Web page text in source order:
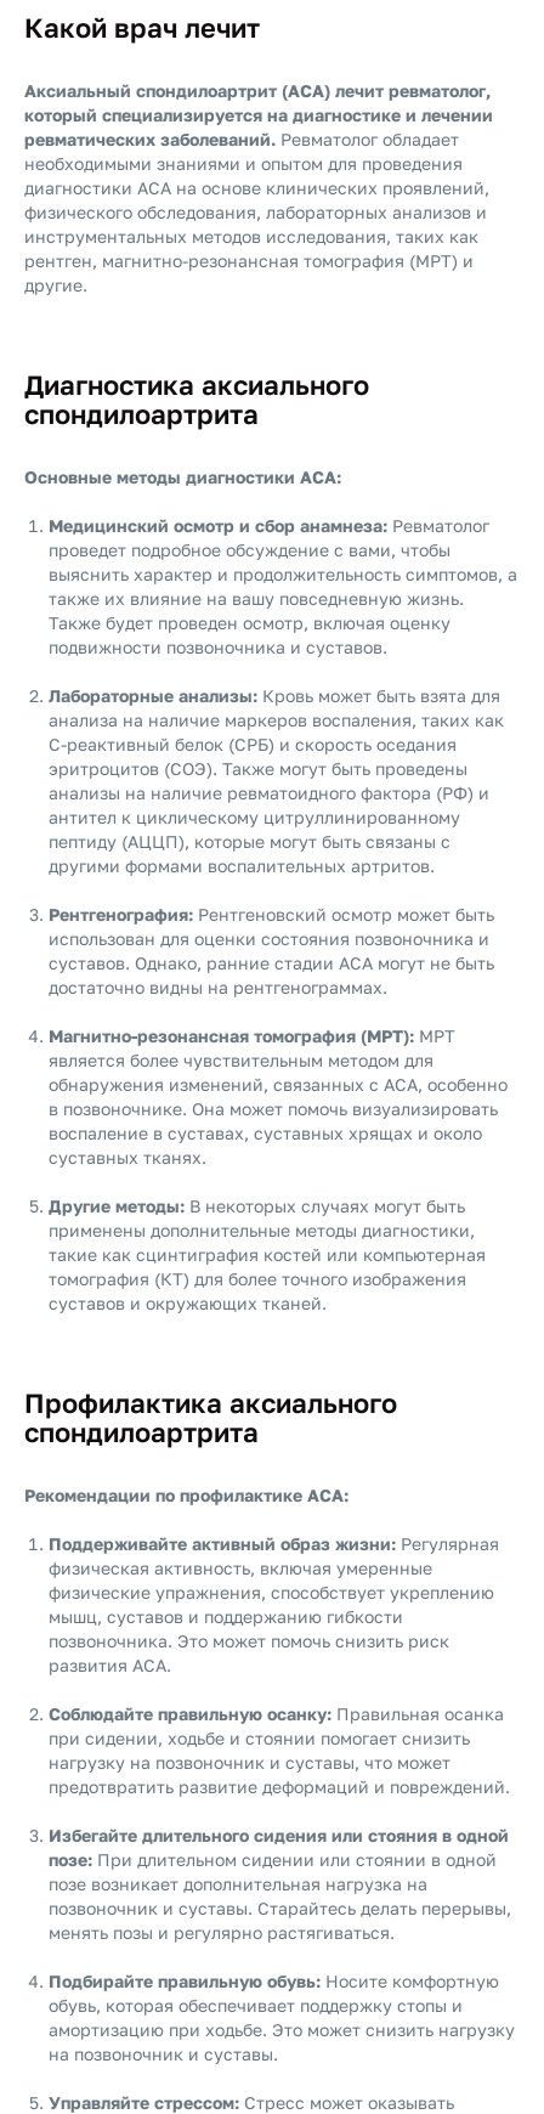
Какой врач лечит
Аксиальный спондилоартрит (АСА) лечит ревматолог,
который специализируется на диагностике и лечении
ревматических заболеваний. Ревматолог обладает
необходимыми знаниями и опытом для проведения
диагностики АСА на основе клинических проявлений,
физического обследования, лабораторных анализов и
инструментальных методов исследования, таких как
рентген, магнитно-резонансная томография (МРТ) и
другие.
Диагностика аксиального
спондилоартрита
Основные методы диагностики АСА:
Медицинский осмотр и сбор анамнеза: Ревматолог
проведет подробное обсуждение с вами, чтобы
выяснить характер и продолжительность симптомов, а
также их влияние на вашу повседневную жизнь.
Также будет проведен осмотр, включая оценку
подвижности позвоночника и суставов.
Лабораторные анализы: Кровь может быть взята для
анализа на наличие маркеров воспаления, таких как
С-реактивный белок (СРБ) и скорость оседания
эритроцитов (СОЭ). Также могут быть проведены
анализы на наличие ревматоидного фактора (РФ) и
антител к циклическому цитруллинированному
пептиду (АЦЦП), которые могут быть связаны с
другими формами воспалительных артритов.
Рентгенография: Рентгеновский осмотр может быть
использован для оценки состояния позвоночника и
суставов. Однако, ранние стадии АСА могут не быть
достаточно видны на рентгенограммах.
Магнитно-резонансная томография (МРТ): МРТ
является более чувствительным методом для
обнаружения изменений, связанных с АСА, особенно
в позвоночнике. Она может помочь визуализировать
воспаление в суставах, суставных хрящах и около
суставных тканях.
Другие методы: В некоторых случаях могут быть
применены дополнительные методы диагностики,
такие как сцинтиграфия костей или компьютерная
томография (КТ) для более точного изображения
суставов и окружающих тканей.
Профилактика аксиального
спондилоартрита
Рекомендации по профилактике АСА:
Поддерживайте активный образ жизни: Регулярная
физическая активность, включая умеренные
физические упражнения, способствует укреплению
мышц, суставов и поддержанию гибкости
позвоночника. Это может помочь снизить риск
развития АСА.
Соблюдайте правильную осанку: Правильная осанка
при сидении, ходьбе и стоянии помогает снизить
нагрузку на позвоночник и суставы, что может
предотвратить развитие деформаций и повреждений.
Избегайте длительного сидения или стояния в одной
позе: При длительном сидении или стоянии в одной
позе возникает дополнительная нагрузка на
позвоночник и суставы. Старайтесь делать перерывы,
менять позы и регулярно растягиваться.
Подбирайте правильную обувь: Носите комфортную
обувь, которая обеспечивает поддержку стопы и
амортизацию при ходьбе. Это может снизить нагрузку
на позвоночник и суставы.
Управляйте стрессом: Стресс может оказывать